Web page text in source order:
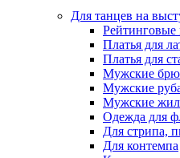
Для танцев на
Рейтинговые
Платья для
Платья для
Мужские
Мужские
Мужские
Одежда для
Для стрипа,
Для контемпа